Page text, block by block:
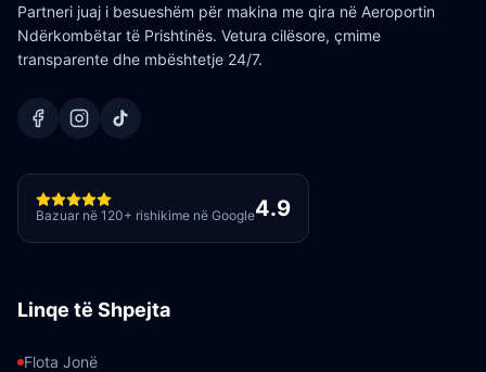
Partneri juaj i besueshëm për makina me qira në Aeroportin
Ndërkombëtar të Prishtinës. Vetura cilësore, çmime
transparente dhe mbështetje 24/7.
Bazuar në 120+ rishikime në Google4.9
Linqe të Shpejta
Flota Jonë